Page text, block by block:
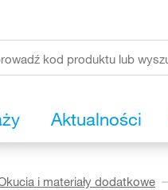
Aktualności
i materiały dodatkowe